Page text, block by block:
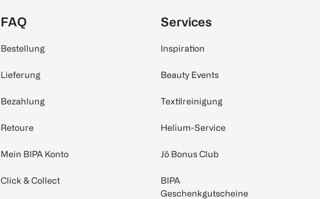
FAQ
Bestellung
Lieferung
Bezahlung
Retoure
Mein BIPA Konto
Click & Collect
Services
Inspiration
Beauty Events
Textilreinigung
Helium-Service
Jö Bonus Club
BIPA
Geschenkgutscheine